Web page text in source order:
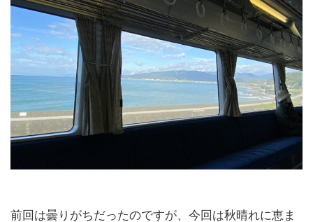
前回は曇りがちだったのですが、今回は秋晴れに恵ま